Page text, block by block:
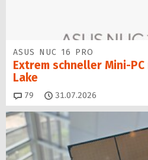
ASUS NUC 16 PRO
Extrem schneller Mini-
Lake
79 Kommentare
31.07.2026